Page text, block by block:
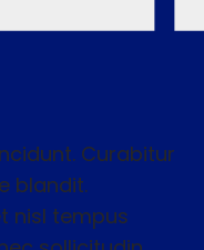
Curabitur
blandit.
nisl tempus